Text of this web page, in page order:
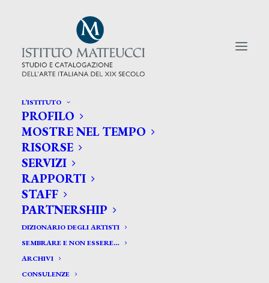
L’ISTITUTO
PROFILO
MOSTRE NEL TEMPO
RISORSE
SERVIZI
RAPPORTI
STAFF
PARTNERSHIP
DIZIONARIO DEGLI ARTISTI
SEMBRARE E NON ESSERE…
ARCHIVI
CONSULENZE
CERCA TRA GLI ARTISTI:
Search
for: